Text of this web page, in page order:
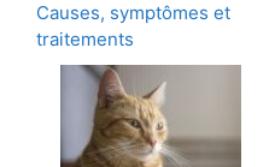
Causes, symptômes et
traitements